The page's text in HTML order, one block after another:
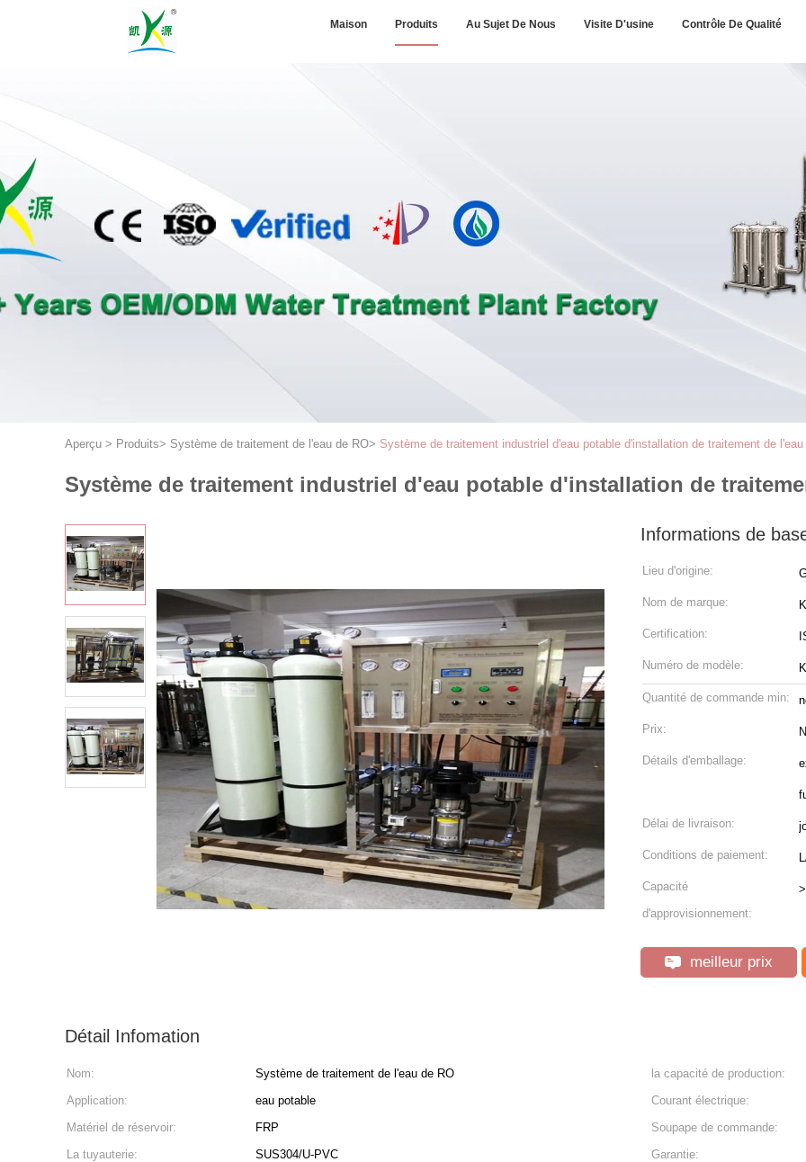
Maison Produits Au Sujet De Nous Visite D'usine Contrôle De Qualité
Aperçu > Produits> Système de traitement de l'eau de RO> Système de traitement industriel d'eau potable d'installation de traitement de
Système de traitement industriel d'eau potable d'installation de
Informations de
Lieu d'origine:
Nom de marque:
Certification:
Numéro de modèle:
Quantité de commande min:
Prix:
Détails d'emballage:
Délai de livraison:
Conditions de paiement:
Capacité
d'approvisionnement:
meilleur prix
Détail Infomation
Nom: Système de traitement de l'eau de RO la capacité de production:
Application:
eau potable Courant électrique:
Matériel de réservoir:
FRP Soupape de commande:
La tuyauterie:
SUS304/U-PVC Garantie: